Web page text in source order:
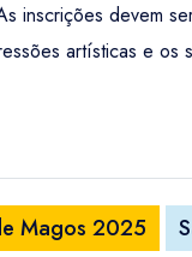
inscrições devem
artísticas e os
Magos 2025